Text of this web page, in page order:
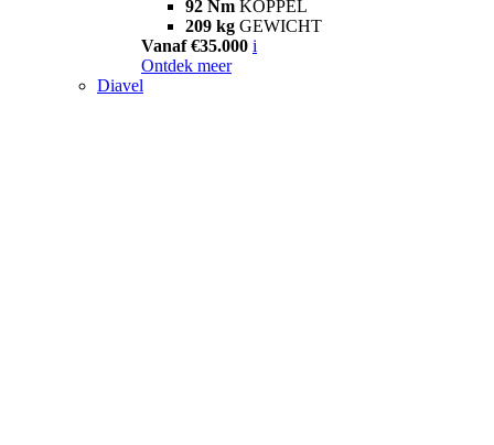
92 Nm KOPPEL
209 kg GEWICHT
Vanaf €35.000 i
Ontdek meer
Diavel